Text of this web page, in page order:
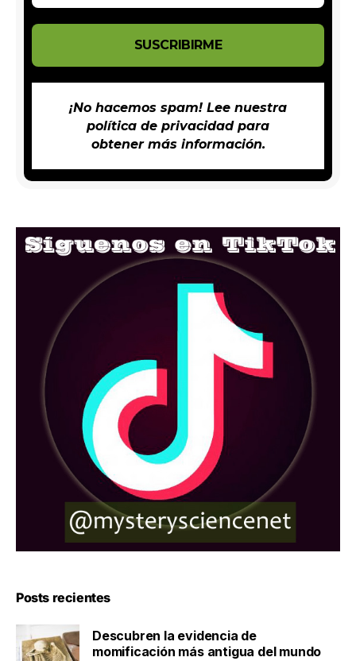
¡No hacemos spam! Lee nuestra
política de privacidadpara
obtener más información.
Posts recientes
Descubren la evidencia de
momificación más antigua del mundo